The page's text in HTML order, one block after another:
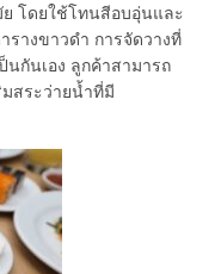
โดยใช้โทนสีอบอุ่นและ
รางขาวดำ การจัดวางที่
นกันเอง ลูกค้าสามารถ
สระว่ายน้ำที่มี